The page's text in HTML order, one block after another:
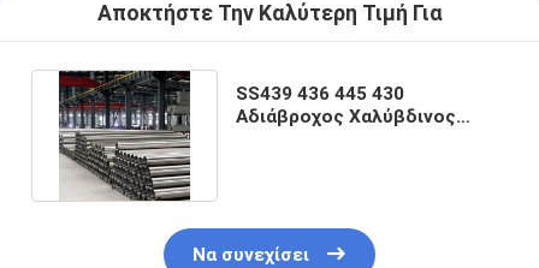
Αποκτήστε Την Καλύτερη Τιμή Για
SS439 436 445 430
Αδιάβροχος Χαλύβδινος
Να συνεχίσει